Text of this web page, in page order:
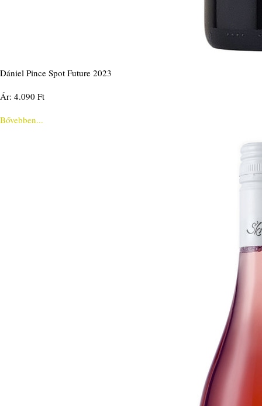
Dániel Pince Spot Future 2023
Ár: 4.090 Ft
Bővebben...